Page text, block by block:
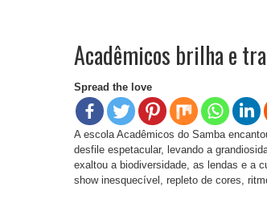
Acadêmicos brilha e
Spread the love
A escola Acadêmicos do Samba
desfile espetacular, levando a
exaltou a biodiversidade, as lendas e a
show inesquecível, repleto de cores,